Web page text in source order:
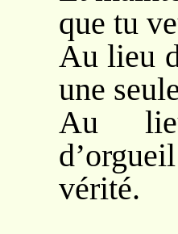
que tu
Au lieu
une
Au
vérité.